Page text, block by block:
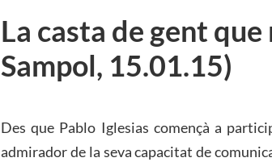
La casta de gent que
Sampol, 15.01.15)
Des que Pablo Iglesias començà a
admirador de la seva capacitat de